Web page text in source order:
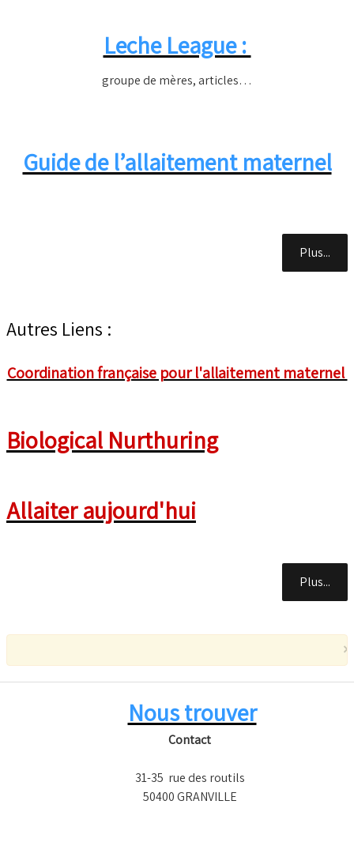
Leche League :
groupe de mères, articles…
Guide de l’allaitement maternel
Plus...
Autres Liens :
Coordination française pour l'allaitement maternel
Biological Nurthuring
Allaiter aujourd'hui
Plus...
×
Nous trouver
Contact
31-35 rue des routils
50400 GRANVILLE